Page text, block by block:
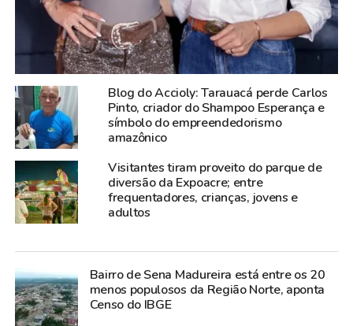
Blog do Accioly: Tarauacá perde Carlos
Pinto, criador do Shampoo Esperança e
símbolo do empreendedorismo
amazônico
Visitantes tiram proveito do parque de
diversão da Expoacre; entre
frequentadores, crianças, jovens e
adultos
Bairro de Sena Madureira está entre os 20
menos populosos da Região Norte, aponta
Censo do IBGE